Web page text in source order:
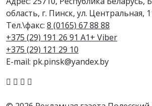
область, г. Пинск, ул. Центральная,
Тел.\факс: 8 (0165) 67 88 88
+375 (29) 191 26 91 A1+ Viber
+375 (29) 121 29 10
E-mail: pk.pinsk@yandex.by